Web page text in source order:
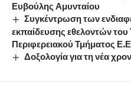
Ευβούλης Αμυνταίου
Συγκέντρωση των
εκπαίδευσης εθελοντών του
Περιφερειακού Τμήματος
Δοξολογία για τη νέα